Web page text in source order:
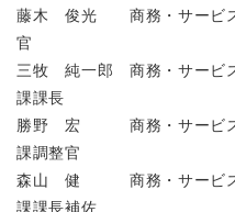
藤木 俊光 商務・サービス
官
三牧 純一郎 商務・サービ
課課長
勝野 宏 商務・サービス
課調整官
森山 健 商務・サービス
課課長補佐